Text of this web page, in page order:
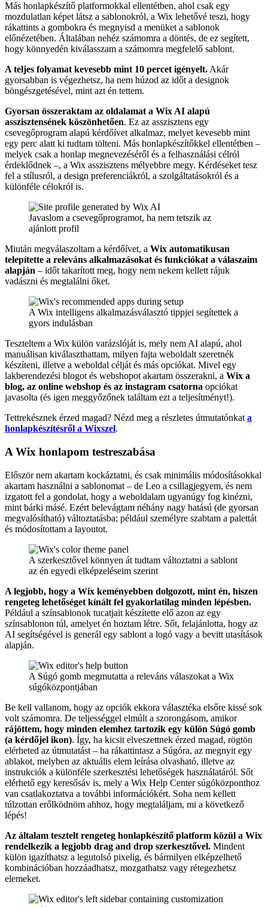
Más honlapkészítő platformokkal ellentétben, ahol csak egy
mozdulatlan képet látsz a sablonokról, a Wix lehetővé teszi, hogy
rákattints a gombokra és megnyisd a menüket a sablonok
előnézetében. Általában nehéz számomra a döntés, de ez segített,
hogy könnyedén kiválasszam a számomra megfelelő sablont.
A teljes folyamat kevesebb mint 10 percet igényelt. Akár
gyorsabban is végezhetsz, ha nem húzod az időt a designok
böngészgetésével, mint azt én tettem.
Gyorsan összeraktam az oldalamat a Wix AI alapú
asszisztensének köszönhetően. Ez az asszisztens egy
csevegőprogram alapú kérdőívet alkalmaz, melyet kevesebb mint
egy perc alatt ki tudtam tölteni. Más honlapkészítőkkel ellentétben –
melyek csak a honlap megnevezéséről és a felhasználási célról
érdeklődnek –, a Wix asszisztens mélyebbre megy. Kérdéseket tesz
fel a stílusról, a design preferenciákról, a szolgáltatásokról és a
különféle célokról is.
Javaslom a csevegőprogramot, ha nem tetszik az
ajánlott profil
Miután megválaszoltam a kérdőívet, a Wix automatikusan
telepítette a releváns alkalmazásokat és funkciókat a válaszaim
alapján – időt takarított meg, hogy nem nekem kellett rájuk
vadászni és megtalálni őket.
A Wix intelligens alkalmazásválasztó tippjei segítettek a
gyors indulásban
Teszteltem a Wix külön varázslóját is, mely nem AI alapú, ahol
manuálisan kiválaszthattam, milyen fajta weboldalt szeretnék
készíteni, illetve a weboldal célját és más opciókat. Mivel egy
lakberendezési blogot és webshopot akartam összerakni, a Wix a
blog, az online webshop és az instagram csatorna opciókat
javasolta (és igen meggyőzőnek találtam ezt a teljesítményt!).
Tettrekésznek érzed magad? Nézd meg a részletes útmutatónkat a
honlapkészítésről a Wixszel.
A Wix honlapom testreszabása
Először nem akartam kockáztatni, és csak minimális módosításokkal
akartam használni a sablonomat – de Leo a csillagjegyem, és nem
izgatott fel a gondolat, hogy a weboldalam ugyanúgy fog kinézni,
mint bárki másé. Ezért belevágtam néhány nagy hatású (de gyorsan
megvalósítható) változtatásba; például személyre szabtam a palettát
és módosítottam a layoutot.
A szerkesztővel könnyen át tudtam változtatni a sablont
az én egyedi elképzeléseim szerint
A legjobb, hogy a Wix keményebben dolgozott, mint én, hiszen
rengeteg lehetőséget kínált fel gyakorlatilag minden lépésben.
Például a színsablonok tucatjait készítette elő azon az egy
színsablonon túl, amelyet én hoztam létre. Sőt, felajánlotta, hogy az
AI segítségével is generál egy sablont a logó vagy a bevitt utasítások
alapján.
A Súgó gomb megmutatta a releváns válaszokat a Wix
súgóközpontjában
Be kell vallanom, hogy az opciók ekkora választéka elsőre kissé sok
volt számomra. De teljességgel elmúlt a szorongásom, amikor
rájöttem, hogy minden elemhez tartozik egy külön Súgó gomb
(a kérdőjel ikon). Így, ha kicsit elveszettnek érzed magad, rögtön
elérheted az útmutatást – ha rákattintasz a Súgóra, az megnyit egy
ablakot, melyben az aktuális elem leírása olvasható, illetve az
instrukciók a különféle szerkesztési lehetőségek használatáról. Sőt
elérhető egy keresősáv is, mely a Wix Help Center súgóközponthoz
van csatlakoztatva a további információkért. Soha nem kellett
túlzottan erőlködnöm ahhoz, hogy megtaláljam, mi a következő
lépés!
Az általam tesztelt rengeteg honlapkészítő platform közül a Wix
rendelkezik a legjobb drag and drop szerkesztővel. Mindent
külön igazíthatsz a legutolsó pixelig, és bármilyen elképzelhető
kombinációban hozzáadhatsz, mozgathatsz vagy rétegezhetsz
elemeket.